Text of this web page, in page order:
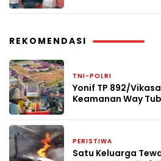
REKOMENDASI
TNI-POLRI
Yonif TP 892/
Keamanan Way
PERISTIWA
Satu Keluarga